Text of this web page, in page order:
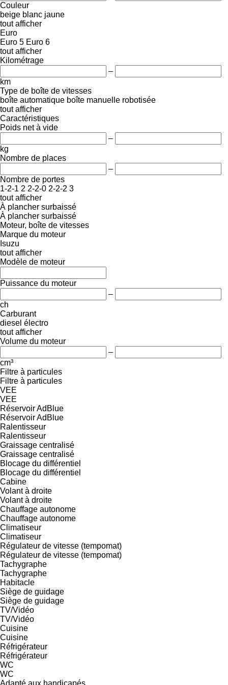
Couleur
beige blanc jaune
tout afficher
Euro
Euro 5 Euro 6
tout afficher
Kilométrage
–
km
Type de boîte de vitesses
boîte automatique boîte manuelle robotisée
tout afficher
Caractéristiques
Poids net à vide
–
kg
Nombre de places
–
Nombre de portes
1-2-1 2 2-2-0 2-2-2 3
tout afficher
À plancher surbaissé
À plancher surbaissé
Moteur, boîte de vitesses
Marque du moteur
Isuzu
tout afficher
Modèle de moteur
Puissance du moteur
–
ch
Carburant
diesel électro
tout afficher
Volume du moteur
–
cm³
Filtre à particules
Filtre à particules
VEE
VEE
Réservoir AdBlue
Réservoir AdBlue
Ralentisseur
Ralentisseur
Graissage centralisé
Graissage centralisé
Blocage du différentiel
Blocage du différentiel
Cabine
Volant à droite
Volant à droite
Chauffage autonome
Chauffage autonome
Climatiseur
Climatiseur
Régulateur de vitesse (tempomat)
Régulateur de vitesse (tempomat)
Tachygraphe
Tachygraphe
Habitacle
Siège de guidage
Siège de guidage
TV/Vidéo
TV/Vidéo
Cuisine
Cuisine
Réfrigérateur
Réfrigérateur
WC
WC
Adapté aux handicapés